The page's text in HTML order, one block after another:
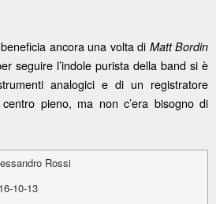
ancora una volta di Matt Bordin
seguire l’indole purista della band si è
analogici e di un registratore
pieno, ma non c’era bisogno di
Rossi
10-13